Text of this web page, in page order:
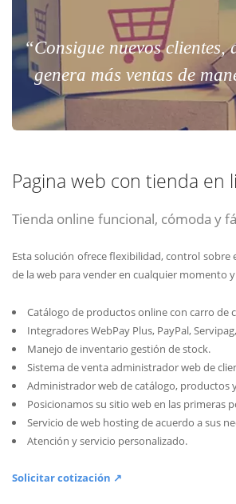
“Consigue nuevos clientes,
genera más ventas de
Pagina web con tienda en
Tienda online funcional, cómoda y
Esta solución ofrece flexibilidad, control sobre
de la web para vender en cualquier momento
Catálogo de productos online con carro de
Integradores WebPay Plus, PayPal,
Manejo de inventario gestión de stock.
Sistema de venta administrador web de
Administrador web de catálogo, productos
Posicionamos su sitio web en las primeras
Servicio de web hosting de acuerdo a sus
Atención y servicio personalizado.
Solicitar cotización ↗